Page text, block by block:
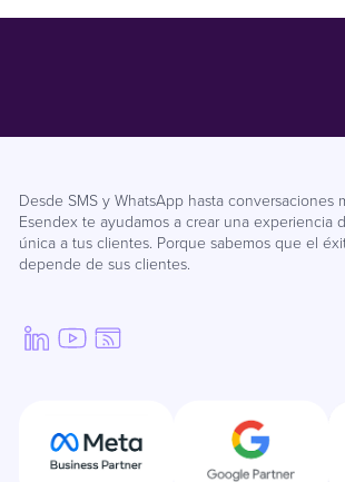
Desde SMS y WhatsApp hasta conversaciones
Esendex te ayudamos a crear una experiencia
única a tus clientes. Porque sabemos que el
depende de sus clientes.